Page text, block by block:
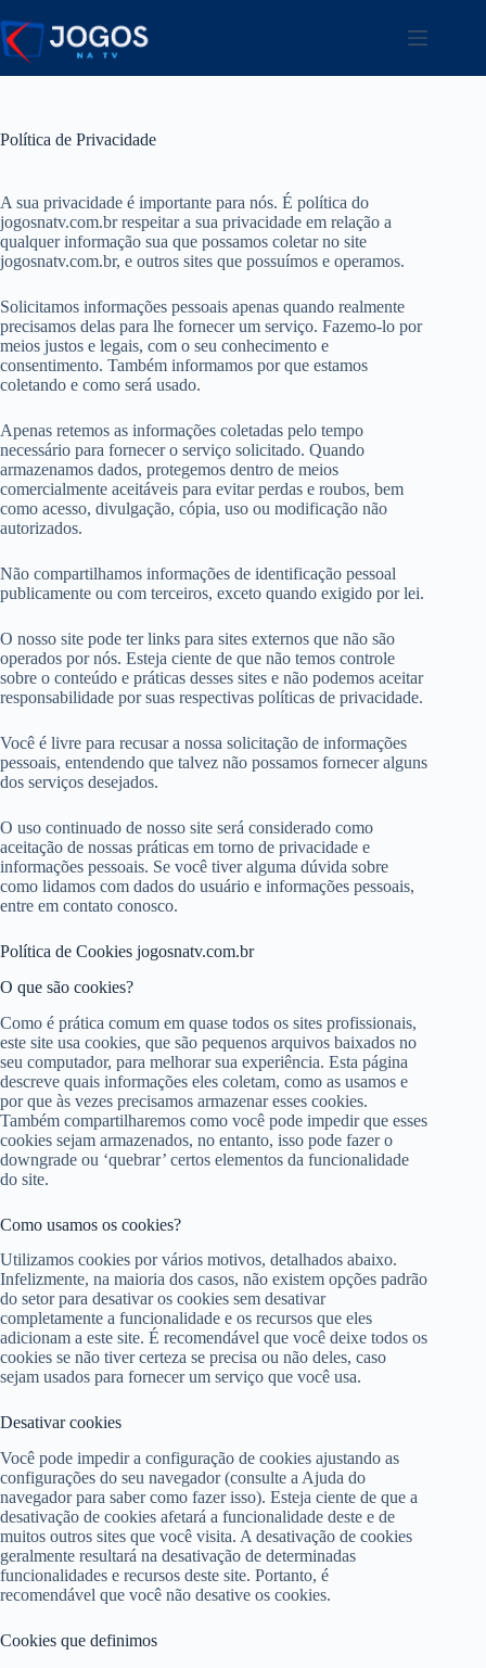
para
o
conteúdo
Política de Privacidade
A sua privacidade é importante para nós. É política do
jogosnatv.com.br respeitar a sua privacidade em relação a
qualquer informação sua que possamos coletar no site
jogosnatv.com.br, e outros sites que possuímos e operamos.
Solicitamos informações pessoais apenas quando realmente
precisamos delas para lhe fornecer um serviço. Fazemo-lo por
meios justos e legais, com o seu conhecimento e
consentimento. Também informamos por que estamos
coletando e como será usado.
Apenas retemos as informações coletadas pelo tempo
necessário para fornecer o serviço solicitado. Quando
armazenamos dados, protegemos dentro de meios
comercialmente aceitáveis ​​para evitar perdas e roubos, bem
como acesso, divulgação, cópia, uso ou modificação não
autorizados.
Não compartilhamos informações de identificação pessoal
publicamente ou com terceiros, exceto quando exigido por lei.
O nosso site pode ter links para sites externos que não são
operados por nós. Esteja ciente de que não temos controle
sobre o conteúdo e práticas desses sites e não podemos aceitar
responsabilidade por suas respectivas políticas de privacidade.
Você é livre para recusar a nossa solicitação de informações
pessoais, entendendo que talvez não possamos fornecer alguns
dos serviços desejados.
O uso continuado de nosso site será considerado como
aceitação de nossas práticas em torno de privacidade e
informações pessoais. Se você tiver alguma dúvida sobre
como lidamos com dados do usuário e informações pessoais,
entre em contato conosco.
Política de Cookies jogosnatv.com.br
O que são cookies?
Como é prática comum em quase todos os sites profissionais,
este site usa cookies, que são pequenos arquivos baixados no
seu computador, para melhorar sua experiência. Esta página
descreve quais informações eles coletam, como as usamos e
por que às vezes precisamos armazenar esses cookies.
Também compartilharemos como você pode impedir que esses
cookies sejam armazenados, no entanto, isso pode fazer o
downgrade ou ‘quebrar’ certos elementos da funcionalidade
do site.
Como usamos os cookies?
Utilizamos cookies por vários motivos, detalhados abaixo.
Infelizmente, na maioria dos casos, não existem opções padrão
do setor para desativar os cookies sem desativar
completamente a funcionalidade e os recursos que eles
adicionam a este site. É recomendável que você deixe todos os
cookies se não tiver certeza se precisa ou não deles, caso
sejam usados ​​para fornecer um serviço que você usa.
Desativar cookies
Você pode impedir a configuração de cookies ajustando as
configurações do seu navegador (consulte a Ajuda do
navegador para saber como fazer isso). Esteja ciente de que a
desativação de cookies afetará a funcionalidade deste e de
muitos outros sites que você visita. A desativação de cookies
geralmente resultará na desativação de determinadas
funcionalidades e recursos deste site. Portanto, é
recomendável que você não desative os cookies.
Cookies que definimos